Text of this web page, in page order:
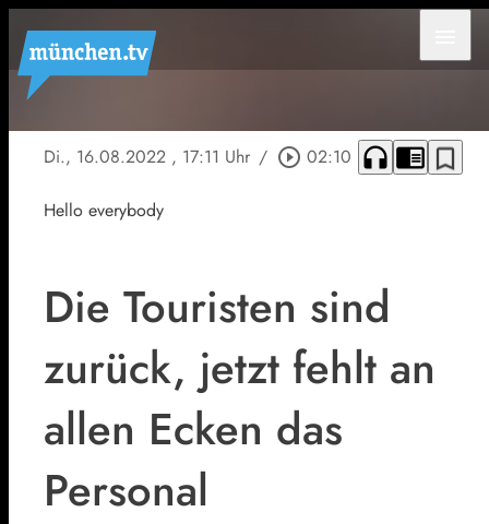
Di., 16.08.2022 , 17:11 Uhr / play_circle_outline 02:10 headphones chrome_reader_mode bookmark_border
Hello everybody
Die Touristen sind
zurück, jetzt fehlt an
allen Ecken das
Personal